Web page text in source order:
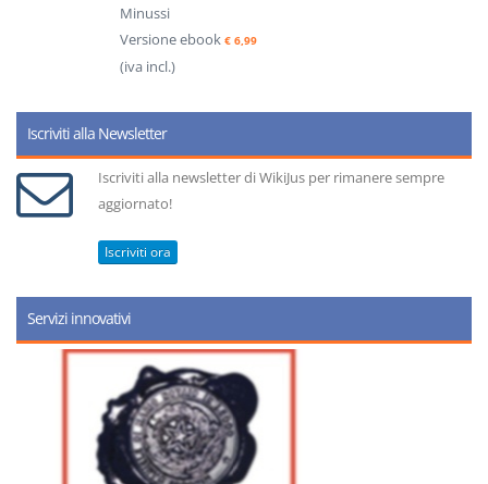
Minussi
Versione ebook € 6,99
(iva incl.)
Iscriviti alla Newsletter
Iscriviti alla newsletter di WikiJus per rimanere sempre
aggiornato!
Iscriviti ora
Servizi innovativi